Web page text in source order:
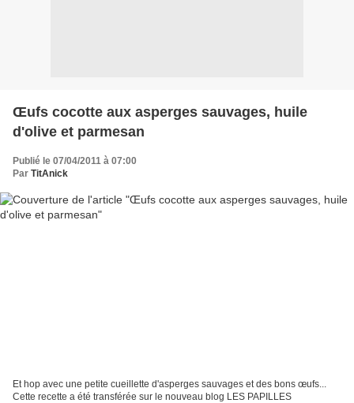
Œufs cocotte aux asperges sauvages, huile
d'olive et parmesan
Publié le 07/04/2011 à 07:00
Par TitAnick
Et hop avec une petite cueillette d'asperges sauvages et des bons œufs...
Cette recette a été transférée sur le nouveau blog LES PAPILLES